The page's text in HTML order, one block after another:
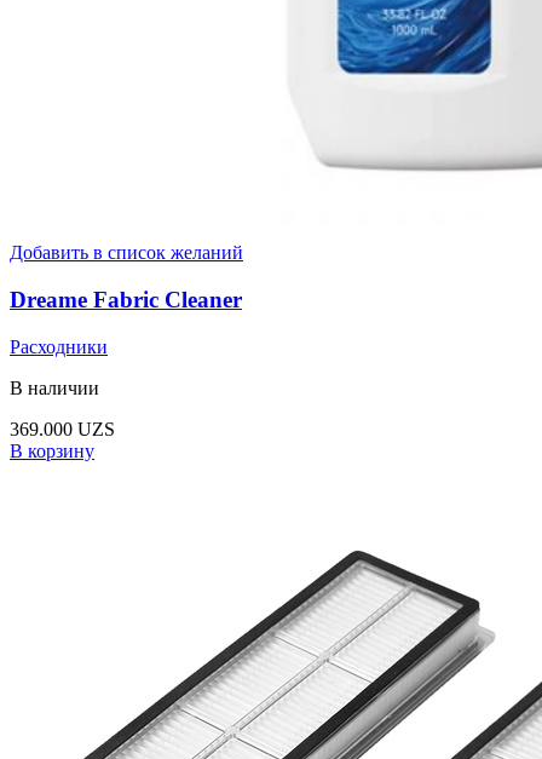
Добавить в список желаний
Dreame Fabric Cleaner
Расходники
В наличии
369.000 UZS
В корзину